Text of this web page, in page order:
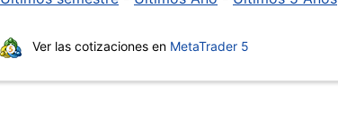
Ver las cotizaciones en MetaTrader 5